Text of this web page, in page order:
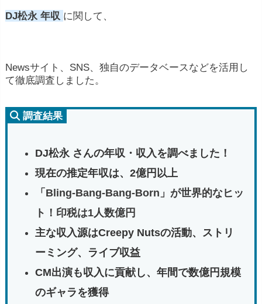
DJ松永 年収 に関して、
Newsサイト、SNS、独自のデータベースなどを活用し
て徹底調査しました。
調査結果
DJ松永 さんの年収・収入を調べました！
現在の推定年収は、2億円以上
「Bling‐Bang‐Bang‐Born」が世界的なヒッ
ト！印税は1人数億円
主な収入源はCreepy Nutsの活動、ストリ
ーミング、ライブ収益
CM出演も収入に貢献し、年間で数億円規模
のギャラを獲得